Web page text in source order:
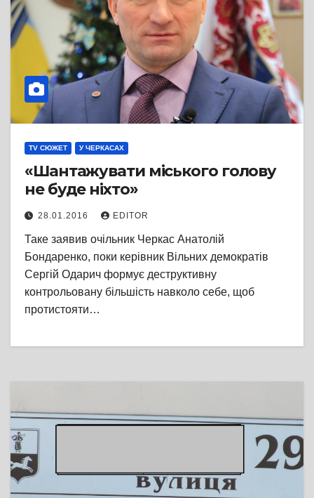
TV СЮЖЕТ У ЧЕРКАСАХ
«Шантажувати міського голову
не буде ніхто»
28.01.2016 EDITOR
Таке заявив очільник Черкас Анатолій
Бондаренко, поки керівник Вільних демократів
Сергій Одарич формує деструктивну
контрольовану більшість навколо себе, щоб
протистояти…